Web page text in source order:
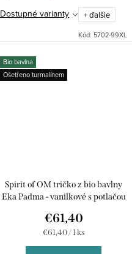
Dostupné varianty + ďalšie
Kód: 5702-99XL
Bio bavlna
Ošetřeno turmalínem
Spirit of OM tričko z bio bavlny
Eka Padma - vanilkové s potlačou
€61,40
Jednotková
cena:
€61,40 / 1 ks